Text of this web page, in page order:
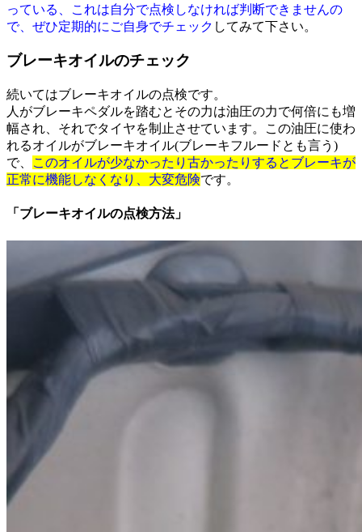
っている、これは自分で点検しなければ判断できませんの
で、ぜひ定期的にご自身でチェック してみて下さい。
ブレーキオイルのチェック
続いてはブレーキオイルの点検です。
人がブレーキペダルを踏むとその力は油圧の力で何倍にも増
幅され、それでタイヤを制止させています。この油圧に使わ
れるオイルがブレーキオイル(ブレーキフルードとも言う)
で、
このオイルが少なかったり古かったりするとブレーキが
正常に機能しなくなり、大変危険です。
「ブレーキオイルの点検方法」